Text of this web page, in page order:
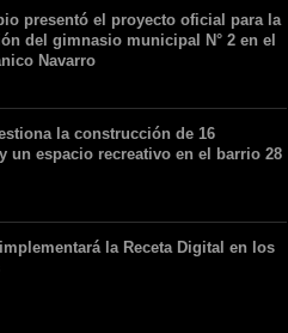
presentó el proyecto oficial para la
del gimnasio municipal N° 2 en el
Navarro
la construcción de 16
un espacio recreativo en el barrio 28
la Receta Digital en los